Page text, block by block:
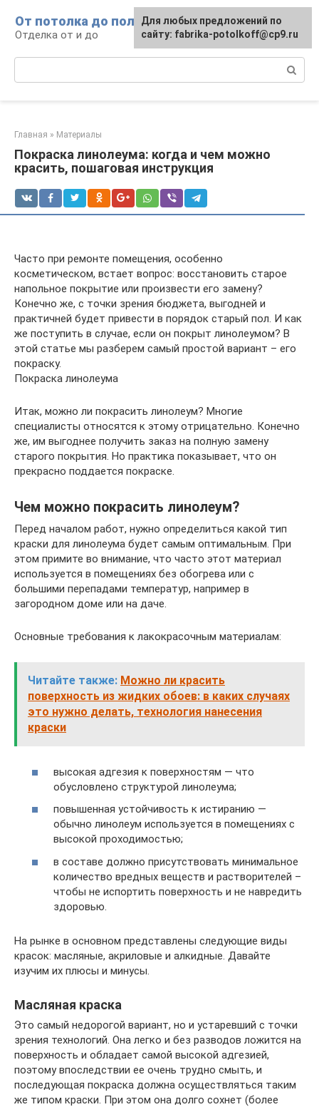
контенту
От потолка до пола
Отделка от и до
Главная » Материалы
Покраска линолеума: когда и чем можно
красить, пошаговая инструкция
Часто при ремонте помещения, особенно
косметическом, встает вопрос: восстановить старое
напольное покрытие или произвести его замену?
Конечно же, с точки зрения бюджета, выгодней и
практичней будет привести в порядок старый пол. И как
же поступить в случае, если он покрыт линолеумом? В
этой статье мы разберем самый простой вариант – его
покраску.
Покраска линолеума
Итак, можно ли покрасить линолеум? Многие
специалисты относятся к этому отрицательно. Конечно
же, им выгоднее получить заказ на полную замену
старого покрытия. Но практика показывает, что он
прекрасно поддается покраске.
Чем можно покрасить линолеум?
Перед началом работ, нужно определиться какой тип
краски для линолеума будет самым оптимальным. При
этом примите во внимание, что часто этот материал
используется в помещениях без обогрева или с
большими перепадами температур, например в
загородном доме или на даче.
Основные требования к лакокрасочным материалам:
Читайте также: Можно ли красить
поверхность из жидких обоев: в каких случаях
это нужно делать, технология нанесения
краски
высокая адгезия к поверхностям — что
обусловлено структурой линолеума;
повышенная устойчивость к истиранию —
обычно линолеум используется в помещениях с
высокой проходимостью;
в составе должно присутствовать минимальное
количество вредных веществ и растворителей –
чтобы не испортить поверхность и не навредить
здоровью.
На рынке в основном представлены следующие виды
красок: масляные, акриловые и алкидные. Давайте
изучим их плюсы и минусы.
Масляная краска
Это самый недорогой вариант, но и устаревший с точки
зрения технологий. Она легко и без разводов ложится на
поверхность и обладает самой высокой адгезией,
поэтому впоследствии ее очень трудно смыть, и
последующая покраска должна осуществляться таким
же типом краски. При этом она долго сохнет (более
Для любых предложений по
сайту: fabrika-potolkoff@cp9.ru